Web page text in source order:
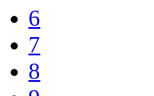
6
7
8